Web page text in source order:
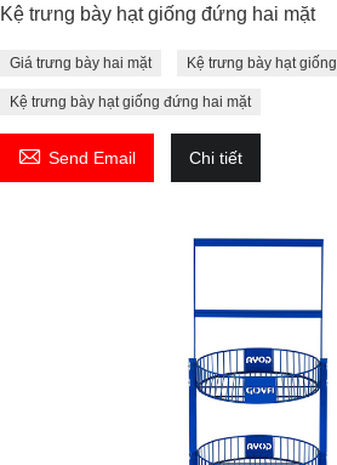
Kệ trưng bày hạt giống đứng hai mặt
Giá trưng bày hai mặt Kệ trưng bày hạt giống
Kệ trưng bày hạt giống đứng hai mặt
 Send Email Chi tiết